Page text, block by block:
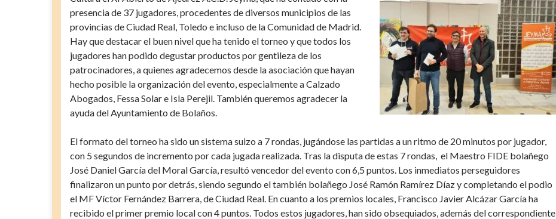
presencia de 37 jugadores, procedentes de diversos municipios de las
provincias de Ciudad Real, Toledo e incluso de la Comunidad de Madrid.
Hay que destacar el buen nivel que ha tenido el torneo y que todos los
jugadores han podido degustar productos por gentileza de los
patrocinadores, a quienes agradecemos desde la asociación que hayan
hecho posible la organización del evento, especialmente a Calzado
Abogados, Fessa Solar e Isla Perejil. También queremos agradecer la
ayuda del Ayuntamiento de Bolaños.
El formato del torneo ha sido un sistema suizo a 7 rondas, jugándose las partidas a un ritmo de 20 minutos por jugador,
con 5 segundos de incremento por cada jugada realizada. Tras la disputa de estas 7 rondas, el Maestro FIDE bolañego
José Daniel García del Moral García, resultó vencedor del evento con 6,5 puntos. Los inmediatos perseguidores
finalizaron un punto por detrás, siendo segundo el también bolañego José Ramón Ramírez Díaz y completando el podio
el MF Víctor Fernández Barrera, de Ciudad Real. En cuanto a los premios locales, Francisco Javier Alcázar García ha
recibido el primer premio local con 4 puntos. Todos estos jugadores, han sido obsequiados, además del correspondiente